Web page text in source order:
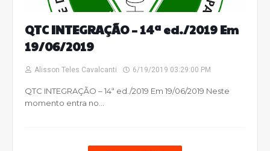
QTC INTEGRAÇÃO – 14ª ed./2019 Em
19/06/2019
Alisson Teles Cavalcanti 6/19/2019 03:29:00 PM
QTC INTEGRAÇÃO – 14ª ed./2019 Em 19/06/2019 Neste
momento entra no…